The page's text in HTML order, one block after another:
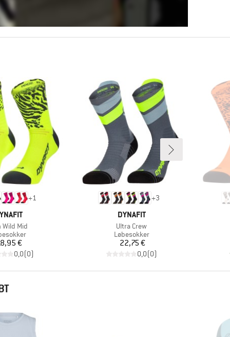
+1
Wild Mid
Pris€
0,0(0)
+3
MÆRKE
DYNAFIT
Artikel
Ultra Crew
Produktgruppe
Løbesokker
Pris
22,75 €
0,0(0)